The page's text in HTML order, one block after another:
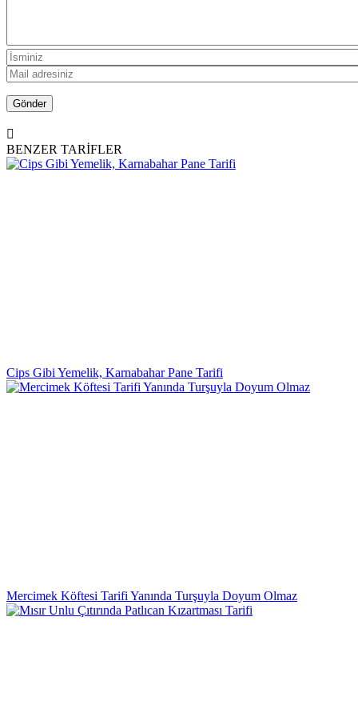
BENZER TARİFLER
Cips Gibi Yemelik, Karnabahar Pane Tarifi
Mercimek Köftesi Tarifi Yanında Turşuyla Doyum Olmaz